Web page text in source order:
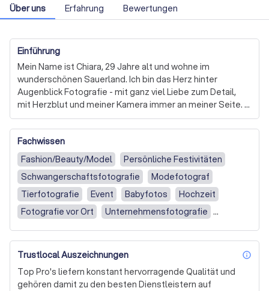
Über uns Erfahrung Bewertungen
Einführung
Mein Name ist Chiara, 29 Jahre alt und wohne im
wunderschönen Sauerland. Ich bin das Herz hinter
Augenblick Fotografie - mit ganz viel Liebe zum Detail,
mit Herzblut und meiner Kamera immer an meiner Seite.
Fotografie ist für mich mehr als nur ein Job - es ist mein
Weg, echte Emotionen, besondere Verbindungen und
einzigartige Momente für die Ewigkeit festzuhalten. Ob
Familien, Paare oder Hochzeiten - Ich freue mich, eure
Geschichte mit meinen Bildern erzählen zu dürfen.
Ich bin ein offener, positiver Mensch, der viel lacht, gerne
neue Leute kennenlernt und mit guter Laune durchs
Leben geht. Genau diese Leichtigkeit bringe ich auch in
meine Shootings - damit ihr euch wohlfühlt, locker seid
und einfach ihr selbst sein könnt.
Schön, dass ihr hier seid - und wer weiß, vielleicht sehen
Fachwissen
Fashion/Beauty/Model
Persönliche Festivitäten
Schwangerschaftsfotografie
Modefotograf
Tierfotografie
Event Babyfotos
Hochzeit
Fotografie vor Ort
Unternehmensfotografie
Hochzeitsfotografie
Nachmittags & Abends
Morgens & (Nach)mittags
Trustlocal Auszeichnungen
Top Pro's liefern konstant hervorragende Qualität und
gehören damit zu den besten Dienstleistern auf